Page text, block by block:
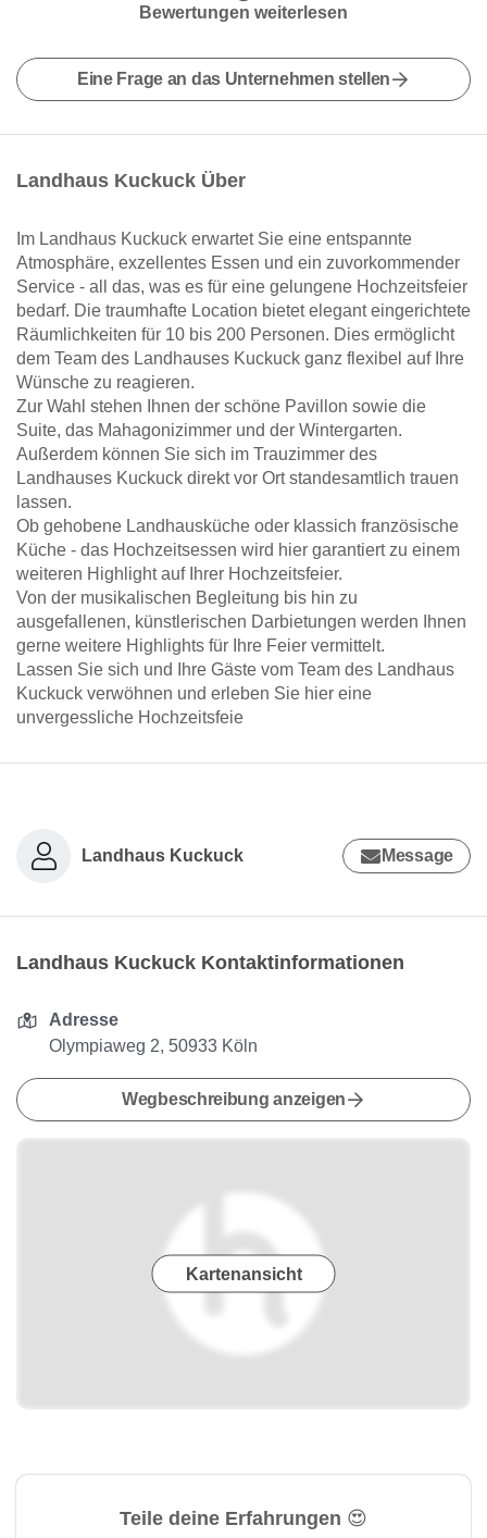
Bewertungen weiterlesen
Eine Frage an das Unternehmen stellen
Landhaus Kuckuck Über
Im Landhaus Kuckuck erwartet Sie eine entspannte
Atmosphäre, exzellentes Essen und ein zuvorkommender
Service - all das, was es für eine gelungene Hochzeitsfeier
bedarf. Die traumhafte Location bietet elegant eingerichtete
Räumlichkeiten für 10 bis 200 Personen. Dies ermöglicht
dem Team des Landhauses Kuckuck ganz flexibel auf Ihre
Wünsche zu reagieren.
Zur Wahl stehen Ihnen der schöne Pavillon sowie die
Suite, das Mahagonizimmer und der Wintergarten.
Außerdem können Sie sich im Trauzimmer des
Landhauses Kuckuck direkt vor Ort standesamtlich trauen
lassen.
Ob gehobene Landhausküche oder klassich französische
Küche - das Hochzeitsessen wird hier garantiert zu einem
weiteren Highlight auf Ihrer Hochzeitsfeier.
Von der musikalischen Begleitung bis hin zu
ausgefallenen, künstlerischen Darbietungen werden Ihnen
gerne weitere Highlights für Ihre Feier vermittelt.
Lassen Sie sich und Ihre Gäste vom Team des Landhaus
Kuckuck verwöhnen und erleben Sie hier eine
unvergessliche Hochzeitsfeie
Landhaus Kuckuck Message
Landhaus Kuckuck Kontaktinformationen
Adresse
Olympiaweg 2, 50933 Köln
Wegbeschreibung anzeigen
Kartenansicht
Teile deine Erfahrungen 😍